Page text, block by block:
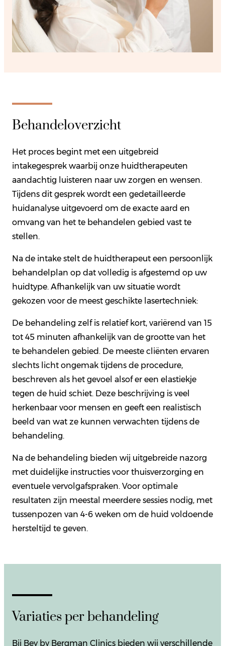
Behandeloverzicht
Het proces begint met een uitgebreid
intakegesprek waarbij onze huidtherapeuten
aandachtig luisteren naar uw zorgen en wensen.
Tijdens dit gesprek wordt een gedetailleerde
huidanalyse uitgevoerd om de exacte aard en
omvang van het te behandelen gebied vast te
stellen.
Na de intake stelt de huidtherapeut een persoonlijk
behandelplan op dat volledig is afgestemd op uw
huidtype. Afhankelijk van uw situatie wordt
gekozen voor de meest geschikte lasertechniek:
De behandeling zelf is relatief kort, variërend van 15
tot 45 minuten afhankelijk van de grootte van het
te behandelen gebied. De meeste cliënten ervaren
slechts licht ongemak tijdens de procedure,
beschreven als het gevoel alsof er een elastiekje
tegen de huid schiet. Deze beschrijving is veel
herkenbaar voor mensen en geeft een realistisch
beeld van wat ze kunnen verwachten tijdens de
behandeling.
Na de behandeling bieden wij uitgebreide nazorg
met duidelijke instructies voor thuisverzorging en
eventuele vervolgafspraken. Voor optimale
resultaten zijn meestal meerdere sessies nodig, met
tussenpozen van 4-6 weken om de huid voldoende
hersteltijd te geven.
Variaties per behandeling
Bij Bey by Bergman Clinics bieden wij verschillende